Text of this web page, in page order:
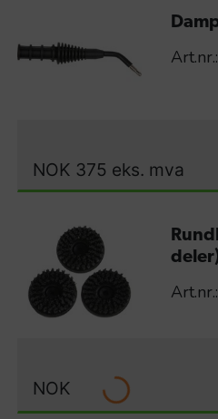
NOK 375 eks. mva
NOK